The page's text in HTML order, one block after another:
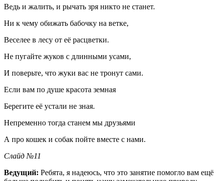
Ведь и жалить, и рычать зря никто не станет.
Ни к чему обижать бабочку на ветке,
Веселее в лесу от её расцветки.
Не пугайте жуков с длинными усами,
И поверьте, что жуки вас не тронут сами.
Если вам по душе красота земная
Берегите её устали не зная.
Непременно тогда станем мы друзьями
А про кошек и собак пойте вместе с нами.
Слайд №11
Ведущий: Ребята, я надеюсь, что это занятие помогло вам ещё